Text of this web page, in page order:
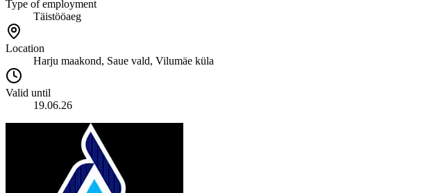
Type of employment
Täistööaeg
Location
Harju maakond, Saue vald, Vilumäe küla
Valid until
19.06.26